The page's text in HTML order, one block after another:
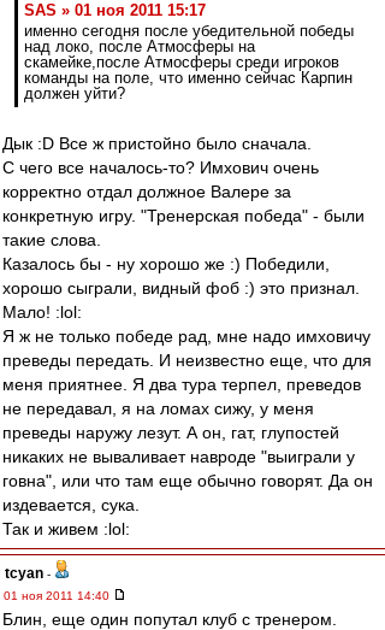
SAS » 01 ноя 2011 15:17
именно сегодня после убедительной победы
над локо, после Атмосферы на
скамейке,после Атмосферы среди игроков
команды на поле, что именно сейчас Карпин
должен уйти?
Дык :D Все ж пристойно было сначала.
С чего все началось-то? Имхович очень
корректно отдал должное Валере за
конкретную игру. "Тренерская победа" - были
такие слова.
Казалось бы - ну хорошо же :) Победили,
хорошо сыграли, видный фоб :) это признал.
Мало! :lol:
Я ж не только победе рад, мне надо имховичу
преведы передать. И неизвестно еще, что для
меня приятнее. Я два тура терпел, преведов
не передавал, я на ломах сижу, у меня
преведы наружу лезут. А он, гат, глупостей
никаких не вываливает навроде "выиграли у
говна", или что там еще обычно говорят. Да он
издевается, сука.
Так и живем :lol:
tcyan -
01 ноя 2011 14:40
Блин, еще один попутал клуб с тренером.